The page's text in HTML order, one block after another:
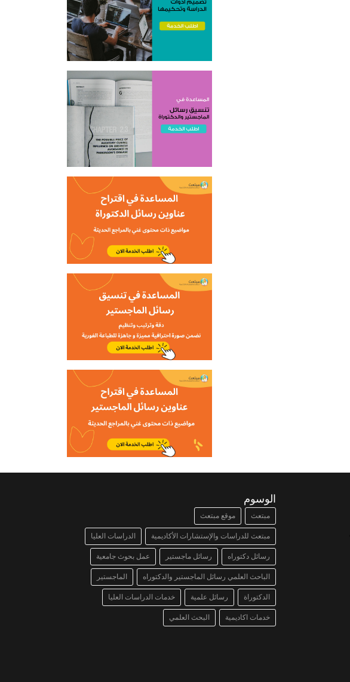
الوسوم
مبتعث موقع مبتعث
مبتعث للدراسات والإستشارات الأكاديمية الدراسات العليا
رسائل دكتوراه رسائل ماجستير عمل بحوث جامعية
الباحث العلمي رسائل الماجستير والدكتوراه الماجستير
الدكتوراة رسائل علمية خدمات الدراسات العليا
خدمات اكاديمية البحث العلمي